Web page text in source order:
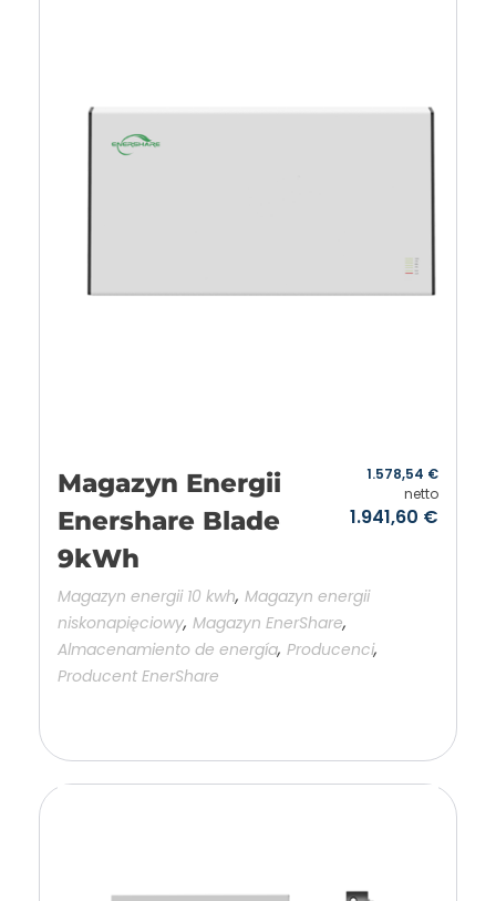
Magazyn Energii
Enershare Blade
9kWh
1.941,60 €
1.578,54 €
netto
Magazyn energii 10 kwh, Magazyn energii
niskonapięciowy, Magazyn EnerShare,
Almacenamiento de energía, Producenci,
Producent EnerShare